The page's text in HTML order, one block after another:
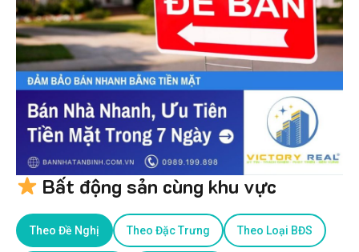
Bất động sản cùng khu vực
Theo Đề Nghị Theo Đặc Trưng Theo Loại BĐS